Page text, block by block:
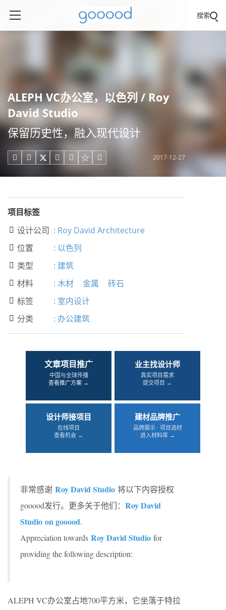
搜索
ALEPH VC办公室，以色列 / Roy
David Studio
保留历史性，融入现代设计
     2017-12-27
项目标签
 设计公司 : Roy David Architecture
 位置 : 以色列
 类型 : 建筑
 材料 : 木材 金属 砖石
 标签 : 室内设计
 分类 : 办公建筑
文章项目推广
中国与全球传播
查看推广方案 →
业主找设计师
真实项目需求
提交项目 →
设计师接项目
在线项目
查看机会 →
建材品牌推广
品牌展示 · 项目选材
进入材料库 →
非常感谢 Roy David Studio 将以下内容授权
gooood发行。更多关于他们： Roy David
Studio on gooood.
Appreciation towards Roy David Studio for
providing the following description:
ALEPH VC办公室占地700平方米，它坐落于特拉